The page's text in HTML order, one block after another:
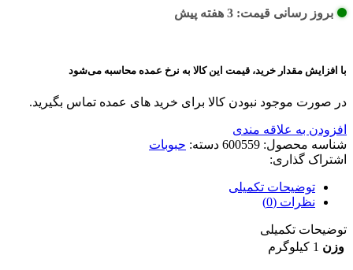
بروز رسانی قیمت: 3 هفته پیش
با افزایش مقدار خرید، قیمت این کالا به نرخ عمده محاسبه می‌شود
در صورت موجود نبودن کالا برای خرید های عمده تماس بگیرید.
افزودن به علاقه مندی
شناسه محصول: 600559 دسته: حبوبات
اشتراک گذاری:
توضیحات تکمیلی
نظرات (0)
توضیحات تکمیلی
وزن 1 کیلوگرم